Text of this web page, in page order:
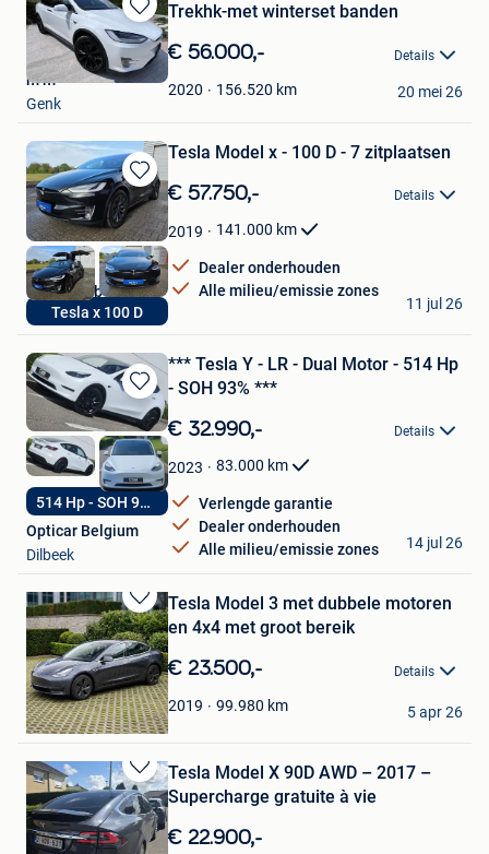
Bewaren
in
Mijn
Favorieten
Trekhk-met winterset banden
€ 56.000,- Details
2020 156.520 km
m m
Genk
20 mei 26
Bewaren
in
Mijn
Favorieten
Tesla x 100 D
Tesla Model x - 100 D - 7 zitplaatsen
€ 57.750,- Details
2019 141.000 km
Dealer onderhouden
Alle milieu/emissie zones
DQ-CARS bv
Tielt
11 jul 26
Bewaren
in
Mijn
Favorieten
514 Hp - SOH 93%
*** Tesla Y - LR - Dual Motor - 514 Hp
- SOH 93% ***
€ 32.990,- Details
2023 83.000 km
Verlengde garantie
Dealer onderhouden
Alle milieu/emissie zones
Opticar Belgium
Dilbeek
14 jul 26
Bewaren
in
Mijn
Favorieten
Tesla Model 3 met dubbele motoren
en 4x4 met groot bereik
€ 23.500,- Details
2019 99.980 km
Safessence
Halle
5 apr 26
Bewaren
in
Mijn
Favorieten
Tesla Model X 90D AWD – 2017 –
Supercharge gratuite à vie
€ 22.900,-